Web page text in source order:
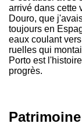
arrivé dans cette
Douro, que
toujours en
eaux coulant
ruelles qui
Porto est
progrès.